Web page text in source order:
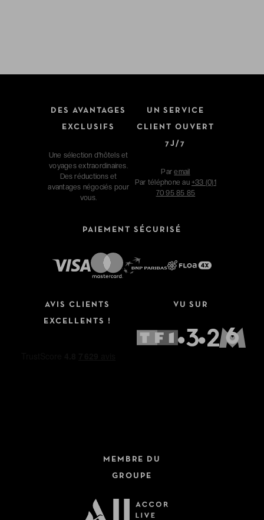
DES AVANTAGES
EXCLUSIFS
Une sélection d'hôtels et
voyages extraordinaires.
Des réductions et
avantages négociés pour
vous.
UN SERVICE
CLIENT OUVERT
7J/7
Paremail
Par téléphone au +33 (0)1
70 95 85 85
PAIEMENT SÉCURISÉ
AVIS CLIENTS
EXCELLENTS !
VU SUR
MEMBRE DU
GROUPE